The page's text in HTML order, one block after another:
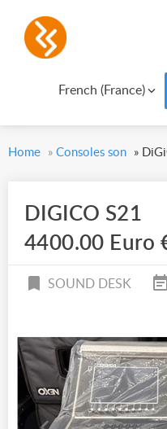
French (France)
Home » Consoles son »
DIGICO S21
4400.00 Euro
SOUND DESK